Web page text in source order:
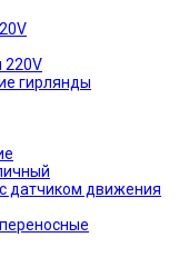
220V
гирлянды
датчиком движения